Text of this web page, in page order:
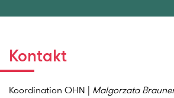
Kontakt
Koordination OHN | Malgorzata